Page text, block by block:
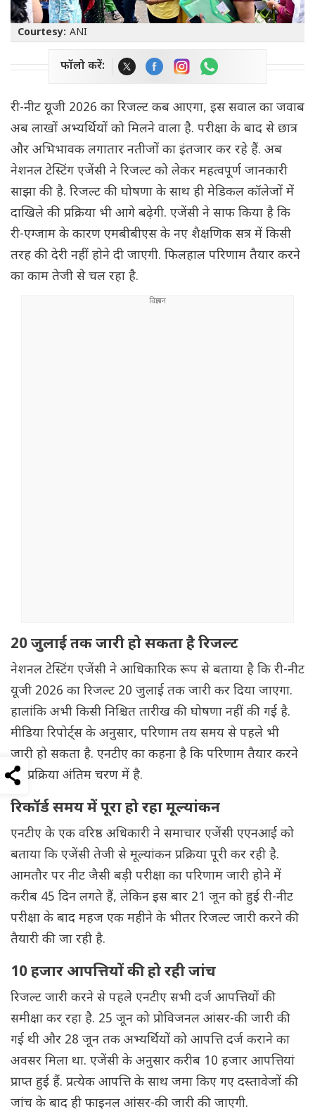
Courtesy: ANI
फॉलो करें:
री-नीट यूजी 2026 का रिजल्ट कब आएगा, इस सवाल का जवाब
अब लाखों अभ्यर्थियों को मिलने वाला है. परीक्षा के बाद से छात्र
और अभिभावक लगातार नतीजों का इंतजार कर रहे हैं. अब
नेशनल टेस्टिंग एजेंसी ने रिजल्ट को लेकर महत्वपूर्ण जानकारी
साझा की है. रिजल्ट की घोषणा के साथ ही मेडिकल कॉलेजों में
दाखिले की प्रक्रिया भी आगे बढ़ेगी. एजेंसी ने साफ किया है कि
री-एग्जाम के कारण एमबीबीएस के नए शैक्षणिक सत्र में किसी
तरह की देरी नहीं होने दी जाएगी. फिलहाल परिणाम तैयार करने
का काम तेजी से चल रहा है.
20 जुलाई तक जारी हो सकता है रिजल्ट
नेशनल टेस्टिंग एजेंसी ने आधिकारिक रूप से बताया है कि री-नीट
यूजी 2026 का रिजल्ट 20 जुलाई तक जारी कर दिया जाएगा.
हालांकि अभी किसी निश्चित तारीख की घोषणा नहीं की गई है.
मीडिया रिपोर्ट्स के अनुसार, परिणाम तय समय से पहले भी
जारी हो सकता है. एनटीए का कहना है कि परिणाम तैयार करने
की प्रक्रिया अंतिम चरण में है.
रिकॉर्ड समय में पूरा हो रहा मूल्यांकन
एनटीए के एक वरिष्ठ अधिकारी ने समाचार एजेंसी एएनआई को
बताया कि एजेंसी तेजी से मूल्यांकन प्रक्रिया पूरी कर रही है.
आमतौर पर नीट जैसी बड़ी परीक्षा का परिणाम जारी होने में
करीब 45 दिन लगते हैं, लेकिन इस बार 21 जून को हुई री-नीट
परीक्षा के बाद महज एक महीने के भीतर रिजल्ट जारी करने की
तैयारी की जा रही है.
10 हजार आपत्तियों की हो रही जांच
रिजल्ट जारी करने से पहले एनटीए सभी दर्ज आपत्तियों की
समीक्षा कर रहा है. 25 जून को प्रोविजनल आंसर-की जारी की
गई थी और 28 जून तक अभ्यर्थियों को आपत्ति दर्ज कराने का
अवसर मिला था. एजेंसी के अनुसार करीब 10 हजार आपत्तियां
प्राप्त हुई हैं. प्रत्येक आपत्ति के साथ जमा किए गए दस्तावेजों की
जांच के बाद ही फाइनल आंसर-की जारी की जाएगी.